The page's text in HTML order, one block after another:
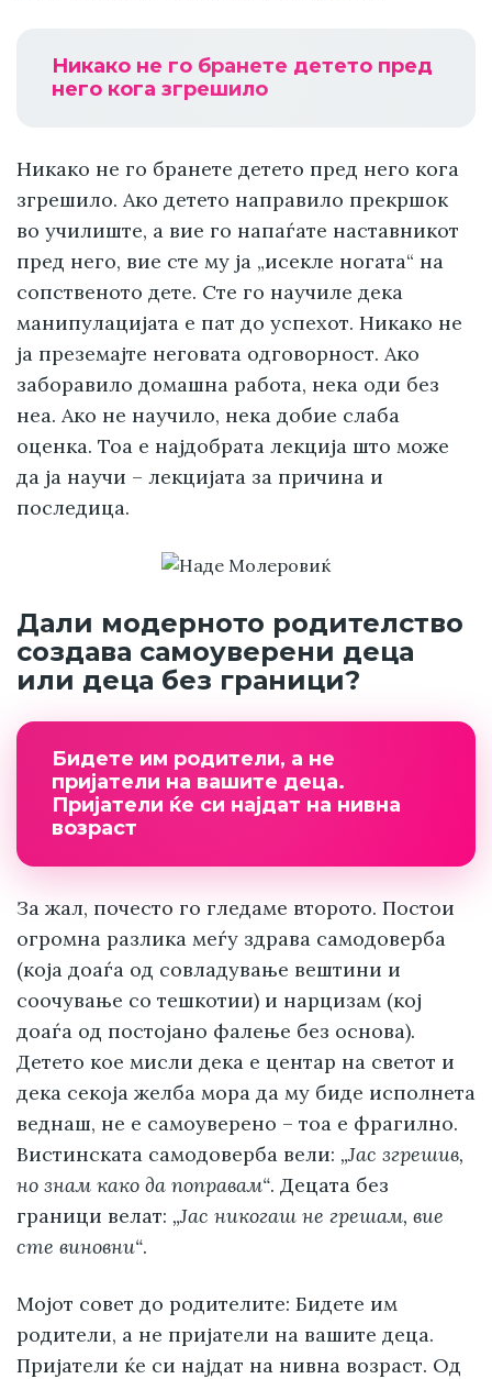
Никако не го бранете детето пред
него кога згрешило
Никако не го бранете детето пред него кога
згрешило. Ако детето направило прекршок
во училиште, а вие го напаѓате наставникот
пред него, вие сте му ја „исекле ногата“ на
сопственото дете. Сте го научиле дека
манипулацијата е пат до успехот. Никако не
ја преземајте неговата одговорност. Ако
заборавило домашна работа, нека оди без
неа. Ако не научило, нека добие слаба
оценка. Тоа е најдобрата лекција што може
да ја научи – лекцијата за причина и
последица.
Дали модерното родителство
создава самоуверени деца
или деца без граници?
Бидете им родители, а не
пријатели на вашите деца.
Пријатели ќе си најдат на нивна
возраст
За жал, почесто го гледаме второто. Постои
огромна разлика меѓу здрава самодоверба
(која доаѓа од совладување вештини и
соочување со тешкотии) и нарцизам (кој
доаѓа од постојано фалење без основа).
Детето кое мисли дека е центар на светот и
дека секоја желба мора да му биде исполнета
веднаш, не е самоуверено – тоа е фрагилно.
Вистинската самодоверба вели: „Јас згрешив,
но знам како да поправам“. Децата без
граници велат: „Јас никогаш не грешам, вие
сте виновни“.
Мојот совет до родителите: Бидете им
родители, а не пријатели на вашите деца.
Пријатели ќе си најдат на нивна возраст. Од